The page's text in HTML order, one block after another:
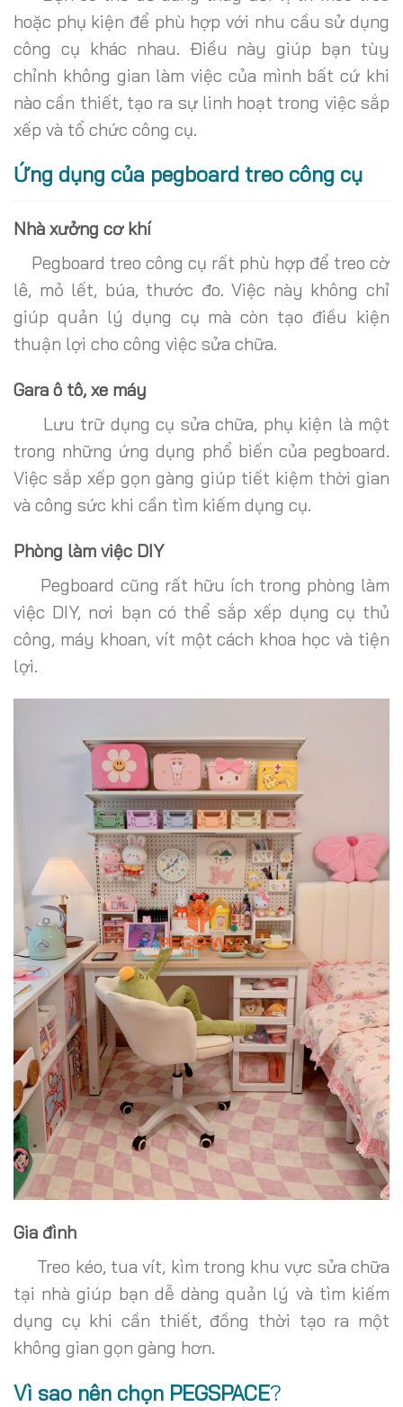
hoặc phụ kiện để phù hợp với nhu cầu sử dụng
công cụ khác nhau. Điều này giúp bạn tùy
chỉnh không gian làm việc của mình bất cứ khi
nào cần thiết, tạo ra sự linh hoạt trong việc sắp
xếp và tổ chức công cụ.
Ứng dụng của pegboard treo công cụ
Nhà xưởng cơ khí
Pegboard treo công cụ rất phù hợp để treo cờ
lê, mỏ lết, búa, thước đo. Việc này không chỉ
giúp quản lý dụng cụ mà còn tạo điều kiện
thuận lợi cho công việc sửa chữa.
Gara ô tô, xe máy
Lưu trữ dụng cụ sửa chữa, phụ kiện là một
trong những ứng dụng phổ biến của pegboard.
Việc sắp xếp gọn gàng giúp tiết kiệm thời gian
và công sức khi cần tìm kiếm dụng cụ.
Phòng làm việc DIY
Pegboard cũng rất hữu ích trong phòng làm
việc DIY, nơi bạn có thể sắp xếp dụng cụ thủ
công, máy khoan, vít một cách khoa học và tiện
lợi.
Gia đình
Treo kéo, tua vít, kìm trong khu vực sửa chữa
tại nhà giúp bạn dễ dàng quản lý và tìm kiếm
dụng cụ khi cần thiết, đồng thời tạo ra một
không gian gọn gàng hơn.
Vì sao nên chọn PEGSPACE?